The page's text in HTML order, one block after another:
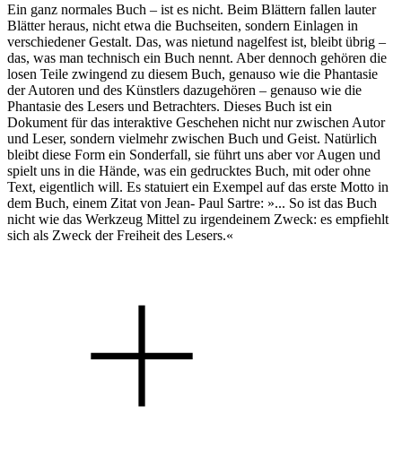
Ein ganz normales Buch – ist es nicht. Beim Blättern fallen lauter
Blätter heraus, nicht etwa die Buchseiten, sondern Einlagen in
verschiedener Gestalt. Das, was nietund nagelfest ist, bleibt übrig –
das, was man technisch ein Buch nennt. Aber dennoch gehören die
losen Teile zwingend zu diesem Buch, genauso wie die Phantasie
der Autoren und des Künstlers dazugehören – genauso wie die
Phantasie des Lesers und Betrachters. Dieses Buch ist ein
Dokument für das interaktive Geschehen nicht nur zwischen Autor
und Leser, sondern vielmehr zwischen Buch und Geist. Natürlich
bleibt diese Form ein Sonderfall, sie führt uns aber vor Augen und
spielt uns in die Hände, was ein gedrucktes Buch, mit oder ohne
Text, eigentlich will. Es statuiert ein Exempel auf das erste Motto in
dem Buch, einem Zitat von Jean- Paul Sartre: »... So ist das Buch
nicht wie das Werkzeug Mittel zu irgendeinem Zweck: es empfiehlt
sich als Zweck der Freiheit des Lesers.«